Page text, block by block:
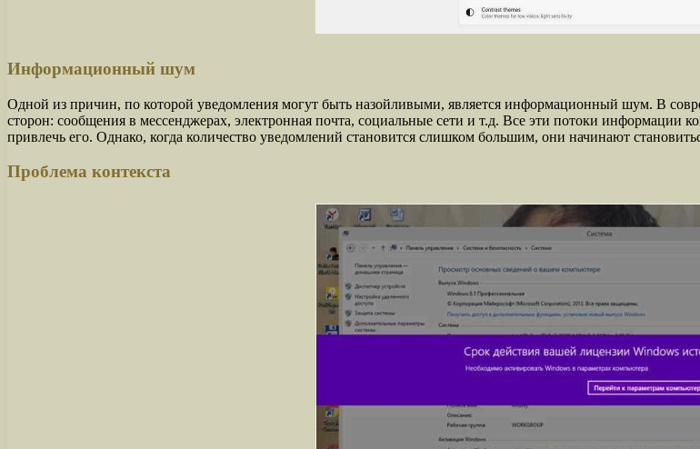
Информационный шум
Одной из причин, по которой уведомления могут быть назойливыми, является информационный шум. В
сторон: сообщения в мессенджерах, электронная почта, социальные сети и т.д. Все эти потоки информации
привлечь его. Однако, когда количество уведомлений становится слишком большим, они начинают
Проблема контекста